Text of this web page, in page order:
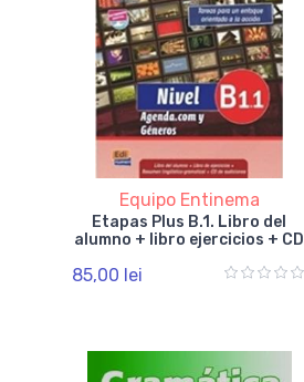
Equipo Entinema
Etapas Plus B.1. Libro del
alumno + libro ejercicios + CD
85,00 lei